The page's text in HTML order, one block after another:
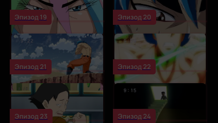
Эпизод 19 Эпизод 20
Эпизод 21 Эпизод 22
Эпизод 23 Эпизод 24